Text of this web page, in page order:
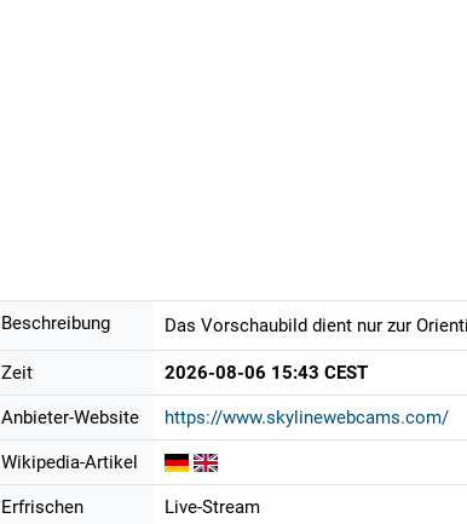
Beschreibung Das Vorschaubild dient nur zur
Zeit 2026-08-06 15:43 CEST
Anbieter-Website https://www.skylinewebcams.com/
Wikipedia-Artikel
Erfrischen Live-Stream